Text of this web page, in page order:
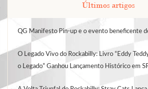
Últimos artigos
QG Manifesto Pin-up e o evento beneficente
O Legado Vivo do Rockabilly: Livro “Eddy
o Legado” Ganhou Lançamento Histórico em